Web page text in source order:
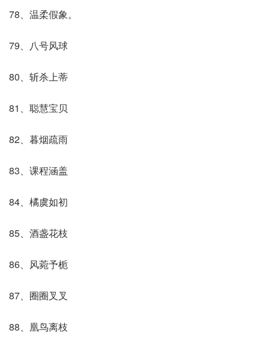
78、温柔假象。
79、八号风球
80、斩杀上蒂
81、聪慧宝贝
82、暮烟疏雨
83、课程涵盖
84、橘虞如初
85、酒盏花枝
86、风菀予栀
87、圈圈叉叉
88、凰鸟离枝